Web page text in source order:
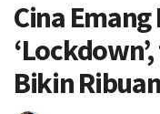
Cina Emang
Bikin